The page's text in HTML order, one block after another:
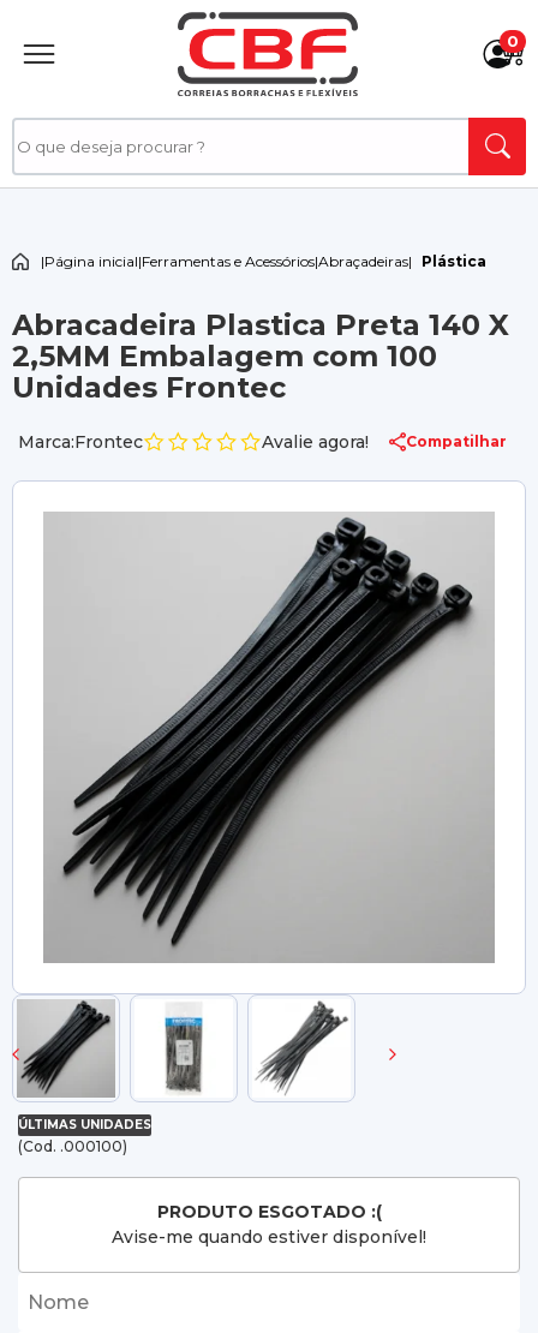
0
|Página inicial|Ferramentas e Acessórios|Abraçadeiras| Plástica
Abracadeira Plastica Preta 140 X
2,5MM Embalagem com 100
Unidades Frontec
Marca:Frontec Avalie agora! Compatilhar
ÚLTIMAS UNIDADES
(Cod. .000100)
PRODUTO ESGOTADO :(
Avise-me quando estiver disponível!